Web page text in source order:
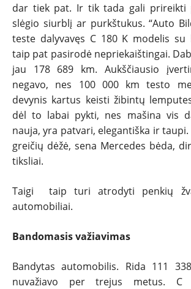
dar tiek pat. Ir tik tada gali prireikti
slėgio siurblį ar purkštukus. “Auto
teste dalyvavęs C 180 K modelis su
taip pat pasirodė nepriekaištingai.
jau 178 689 km. Aukščiausio
negavo, nes 100 000 km testo
devynis kartus keisti žibintų
dėl to labai pykti, nes mašina vis
nauja, yra patvari, elegantiška ir
greičių dėžė, sena Mercedes bėda,
tiksliai.
Taigi taip turi atrodyti penkių
automobiliai.
Bandomasis važiavimas
Bandytas automobilis. Rida 111
nuvažiavo per trejus metus.